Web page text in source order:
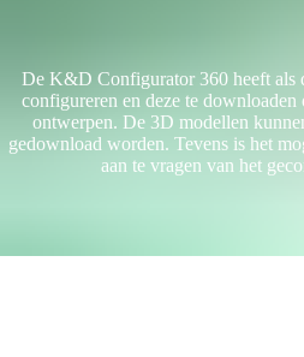
De K&D Configurator 360 heeft als
configureren en deze te
ontwerpen. De 3D modellen
gedownload worden. Tevens is het
aan te vragen van het